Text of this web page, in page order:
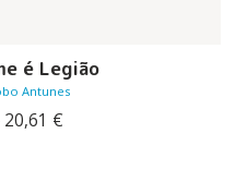
é Legião
Antunes
O
20,61 €